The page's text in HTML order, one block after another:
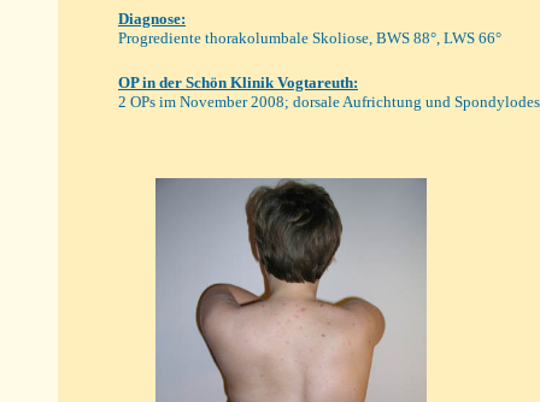
Diagnose:
Progrediente thorakolumbale Skoliose, BWS 88°, LWS 66°
OPin der Schön Klinik Vogtareuth:
2 OPs im November 2008; dorsale Aufrichtung und